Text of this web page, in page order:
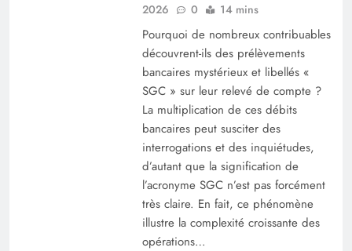
La vitesse des avions de ligne expliquée : tout
2026
0 14 mins
Pourquoi de nombreux contribuables
découvrent-ils des prélèvements
bancaires mystérieux et libellés «
SGC » sur leur relevé de compte ?
La multiplication de ces débits
bancaires peut susciter des
interrogations et des inquiétudes,
d’autant que la signification de
l’acronyme SGC n’est pas forcément
très claire. En fait, ce phénomène
illustre la complexité croissante des
opérations…